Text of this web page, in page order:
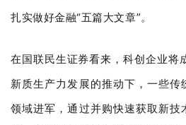
扎实做好金融“五篇大文章”。
在国联民生证券看来，科创企业将
新质生产力发展的推动下，一些传
领域进军，通过并购快速获取新技